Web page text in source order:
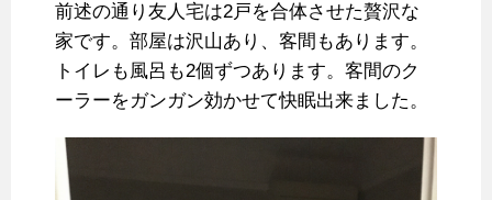
前述の通り友人宅は2戸を合体させた贅沢な
家です。部屋は沢山あり、客間もあります。
トイレも風呂も2個ずつあります。客間のク
ーラーをガンガン効かせて快眠出来ました。